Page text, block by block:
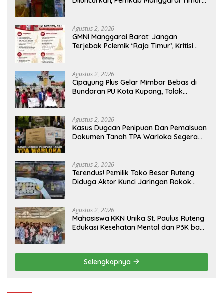
Agustus 2, 2026
GMNI Manggarai Barat: Jangan
Terjebak Polemik ‘Raja Timur’, Kritisi
Agustus 2, 2026
Cipayung Plus Gelar Mimbar Bebas di
Bundaran PU Kota Kupang, Tolak
Agustus 2, 2026
Kasus Dugaan Penipuan Dan Pemalsuan
Dokumen Tanah TPA Warloka Segera
Memasuki Fase Krusial
Agustus 2, 2026
Terendus! Pemilik Toko Besar Ruteng
Diduga Aktor Kunci Jaringan Rokok
Agustus 2, 2026
Mahasiswa KKN Unika St. Paulus Ruteng
Edukasi Kesehatan Mental dan P3K bagi
Selengkapnya